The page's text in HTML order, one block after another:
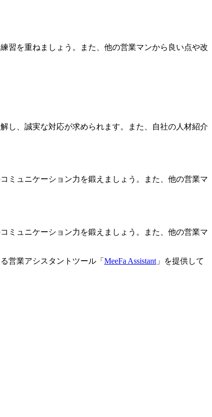
習を重ねましょう。また、他の営業マンから良い点や改
し、誠実な対応が求められます。また、自社の人材紹介
ミュニケーション力を鍛えましょう。また、他の営業マ
ミュニケーション力を鍛えましょう。また、他の営業マ
営業アシスタントツール「 MeeFa Assistant 」を提供して